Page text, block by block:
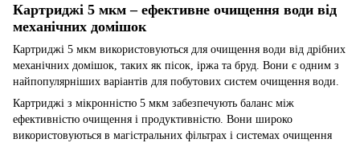
Картриджі 5 мкм – ефективне очищення води від
механічних домішок
Картриджі 5 мкм використовуються для очищення води від дрібних
механічних домішок, таких як пісок, іржа та бруд. Вони є одним з
найпопулярніших варіантів для побутових систем очищення води.
Картриджі з мікронністю 5 мкм забезпечують баланс між
ефективністю очищення і продуктивністю. Вони широко
використовуються в магістральних фільтрах і системах очищення